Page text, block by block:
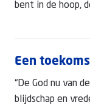
bent in de hoop,
Een
“De God nu van
blijdschap en